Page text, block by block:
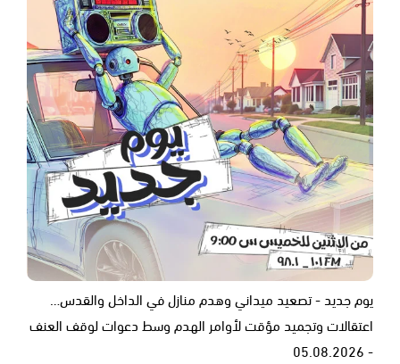
يوم جديد - تصعيد ميداني وهدم منازل في الداخل والقدس…
اعتقالات وتجميد مؤقت لأوامر الهدم وسط دعوات لوقف العنف
- 05.08.2026